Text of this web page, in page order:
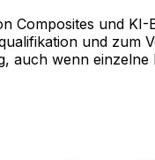
Composites und
und zum
auch wenn